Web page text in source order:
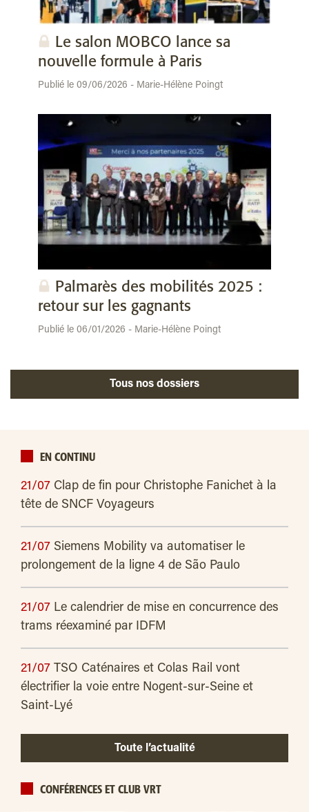
Le salon MOBCO lance sa
nouvelle formule à Paris
Publié le 09/06/2026 - Marie-Hélène Poingt
Palmarès des mobilités 2025 :
retour sur les gagnants
Publié le 06/01/2026 - Marie-Hélène Poingt
Tous nos dossiers
EN CONTINU
21/07 Clap de fin pour Christophe Fanichet à la
tête de SNCF Voyageurs
21/07 Siemens Mobility va automatiser le
prolongement de la ligne 4 de São Paulo
21/07 Le calendrier de mise en concurrence des
trams réexaminé par IDFM
21/07 TSO Caténaires et Colas Rail vont
électrifier la voie entre Nogent-sur-Seine et
Saint-Lyé
Toute l’actualité
CONFÉRENCES ET CLUB VRT